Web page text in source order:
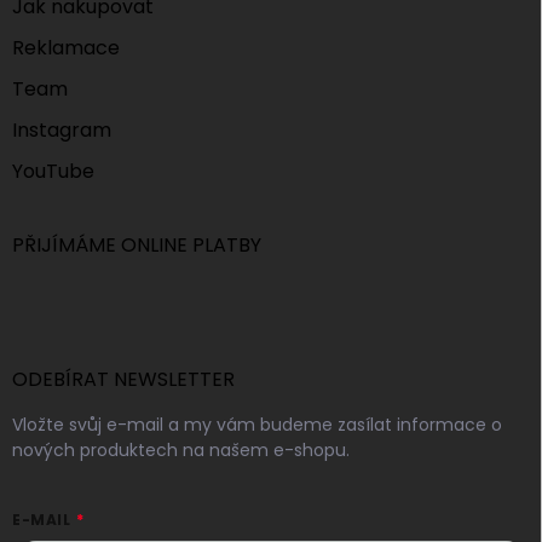
Jak nakupovat
Reklamace
Team
Instagram
YouTube
PŘIJÍMÁME ONLINE PLATBY
ODEBÍRAT NEWSLETTER
Vložte svůj e-mail a my vám budeme zasílat informace o
nových produktech na našem e-shopu.
E-MAIL